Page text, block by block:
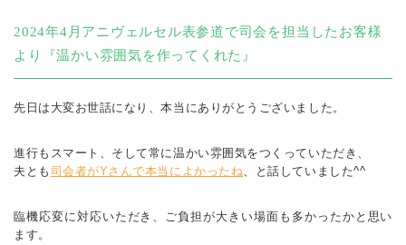
2024年4月アニヴェルセル表参道で司会を担当したお客様
より『温かい雰囲気を作ってくれた』
先日は大変お世話になり、本当にありがとうございました。
進行もスマート、そして常に温かい雰囲気をつくっていただき、
夫とも 司会者がYさんで本当によかったね、と話していました^^
臨機応変に対応いただき、ご負担が大きい場面も多かったかと思い
ます。